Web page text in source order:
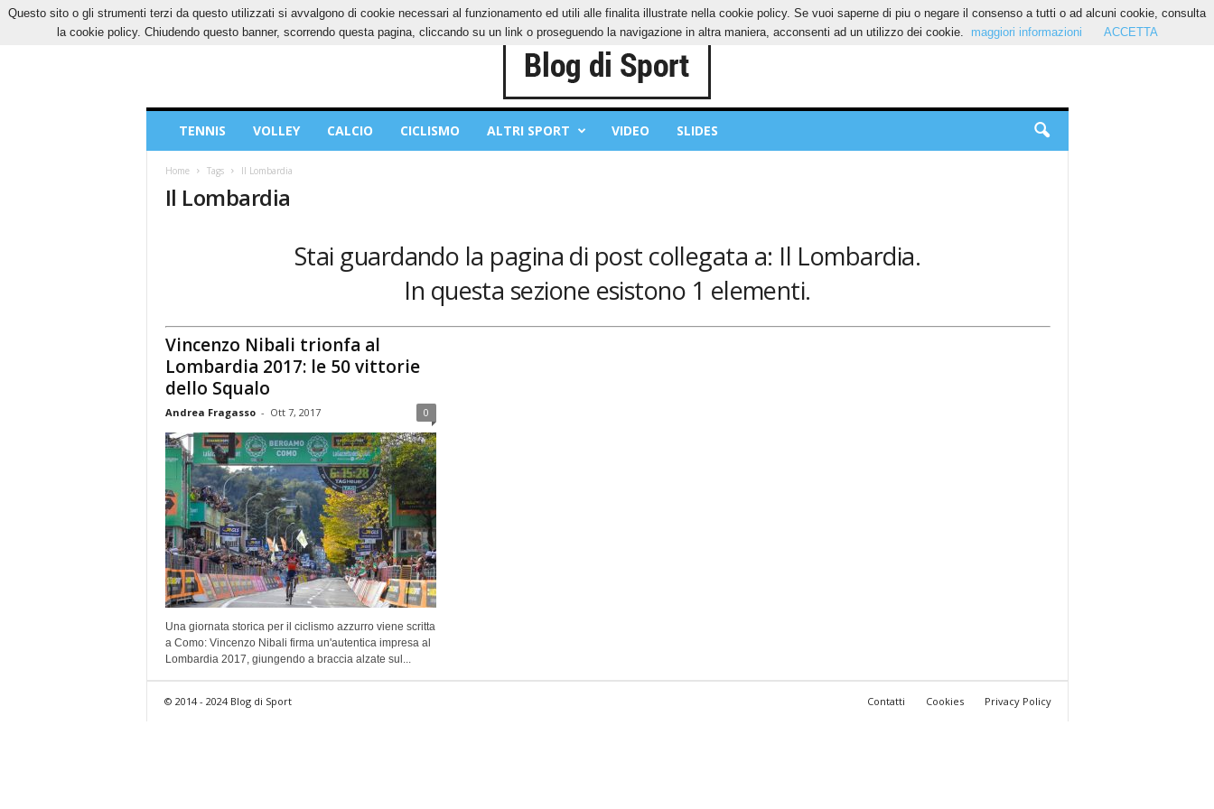
SABATO, 8 AGOSTO 2026 CONTATTI COOKIES PRIVACY POLICY
Sport
TENNIS VOLLEY CALCIO CICLISMO ALTRI SPORT VIDEO SLIDES
Home Tags Il Lombardia
Il Lombardia
Stai guardando la pagina di post collegata a: Il Lombardia.
In questa sezione esistono 1 elementi.
Vincenzo Nibali trionfa al
Lombardia 2017: le 50 vittorie
dello Squalo
Andrea Fragasso - Ott 7, 2017 0
Una giornata storica per il ciclismo azzurro viene scritta
a Como: Vincenzo Nibali firma un'autentica impresa al
Lombardia 2017, giungendo a braccia alzate sul...
Contatti Cookies Privacy Policy
© 2014 - 2024 Blog di Sport
Questo sito o gli strumenti terzi da questo utilizzati si avvalgono di cookie necessari al funzionamento ed utili alle finalita illustrate nella cookie policy. Se vuoi saperne di piu o negare il consenso a tutti o ad alcuni cookie, consulta
la cookie policy. Chiudendo questo banner, scorrendo questa pagina, cliccando su un link o proseguendo la navigazione in altra maniera, acconsenti ad un utilizzo dei cookie.
maggiori informazioni ACCETTA